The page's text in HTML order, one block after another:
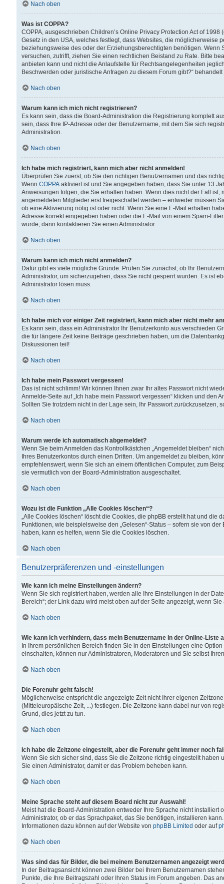
Nach oben
Was ist COPPA?
COPPA, ausgeschrieben Children’s Online Privacy Protection Act of
Gesetz in den USA, welches festlegt, dass Websites, die
beziehungsweise des oder der Erziehungsberechtigten benötigen.
versuchen, zutrifft, ziehen Sie einen rechtlichen Beistand zu Rate. Bitte
anbieten kann und nicht die Anlaufstelle für Rechtsangelegenheiten
Beschwerden oder juristische Anfragen zu diesem Forum gibt?“
Nach oben
Warum kann ich mich nicht registrieren?
Es kann sein, dass die Board-Administration die Registrierung komplett
sein, dass Ihre IP-Adresse oder der Benutzername, mit dem Sie sich
Administration.
Nach oben
Ich habe mich registriert, kann mich aber nicht anmelden!
Überprüfen Sie zuerst, ob Sie den richtigen Benutzernamen und das
Wenn COPPA aktiviert ist und Sie angegeben haben, dass Sie unter 13
Anweisungen folgen, die Sie erhalten haben. Wenn dies nicht der Fall
angemeldeten Mitglieder erst freigeschaltet werden – entweder müssen
ob eine Aktivierung nötig ist oder nicht. Wenn Sie eine E-Mail erhalten
Adresse korrekt eingegeben haben oder die E-Mail von einem Spam-
wurde, dann kontaktieren Sie einen Administrator.
Nach oben
Warum kann ich mich nicht anmelden?
Dafür gibt es viele mögliche Gründe. Prüfen Sie zunächst, ob Ihr
Administrator, um sicherzugehen, dass Sie nicht gesperrt wurden. Es ist
Administrator lösen muss.
Nach oben
Ich habe mich vor einiger Zeit registriert, kann mich aber nicht mehr
Es kann sein, dass ein Administrator Ihr Benutzerkonto aus verschieden
die für längere Zeit keine Beiträge geschrieben haben, um die
Diskussionen teil!
Nach oben
Ich habe mein Passwort vergessen!
Das ist nicht schlimm! Wir können Ihnen zwar Ihr altes Passwort nicht
Anmelde-Seite auf „Ich habe mein Passwort vergessen“ klicken und
Sollten Sie trotzdem nicht in der Lage sein, Ihr Passwort zurückzusetzen,
Nach oben
Warum werde ich automatisch abgemeldet?
Wenn Sie beim Anmelden das Kontrollkästchen „Angemeldet bleiben“
Ihres Benutzerkontos durch einen Dritten. Um angemeldet zu bleiben,
empfehlenswert, wenn Sie sich an einem öffentlichen Computer, zum
sie vermutlich von der Board-Administration ausgeschaltet.
Nach oben
Wozu ist die Funktion „Alle Cookies löschen“?
„Alle Cookies löschen“ löscht die Cookies, die phpBB erstellt hat und
Funktionen, wie beispielsweise den „Gelesen“-Status – sofern sie von
haben, kann es helfen, wenn Sie die Cookies löschen.
Nach oben
Benutzerpräferenzen und -einstellungen
Wie kann ich meine Einstellungen ändern?
Wenn Sie sich registriert haben, werden alle Ihre Einstellungen in der
Bereich“; der Link dazu wird meist oben auf der Seite angezeigt, wenn
Nach oben
Wie kann ich verhindern, dass mein Benutzername in der Online-Liste
In Ihrem persönlichen Bereich finden Sie in den Einstellungen eine
einschalten, können nur Administratoren, Moderatoren und Sie selbst
Nach oben
Die Forenuhr geht falsch!
Möglicherweise entspricht die angezeigte Zeit nicht Ihrer eigenen
(Mitteleuropäische Zeit, ...) festlegen. Die Zeitzone kann dabei nur von
Grund, dies jetzt zu tun.
Nach oben
Ich habe die Zeitzone eingestellt, aber die Forenuhr geht immer noch
Wenn Sie sich sicher sind, dass Sie die Zeitzone richtig eingestellt
Sie einen Administrator, damit er das Problem beheben kann.
Nach oben
Meine Sprache steht auf diesem Board nicht zur Auswahl!
Meist hat die Board-Administration entweder Ihre Sprache nicht
Administrator, ob er das Sprachpaket, das Sie benötigen, installieren
Informationen dazu können auf der Website von phpBB Limited oder auf
Nach oben
Was sind das für Bilder, die bei meinem Benutzernamen angezeigt
In der Beitragsansicht können zwei Bilder bei Ihrem Benutzernamen
Punkte, die Ihre Beitragszahl oder Ihren Status im Forum angeben. Das